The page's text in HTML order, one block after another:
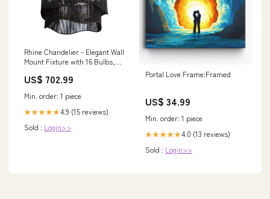
Rhine Chandelier - Elegant Wall
Mount Fixture with 16 Bulbs,
Color:Antique Brass, Natural
US$ 702.99
Min. order: 1 piece
★★★★★4.9 (15 reviews)
Sold : Login>>
Portal Love Frame:Framed
US$ 34.99
Min. order: 1 piece
★★★★★4.0 (13 reviews)
Sold : Login>>